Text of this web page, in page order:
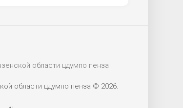
области цдумпо пенза © 2026.